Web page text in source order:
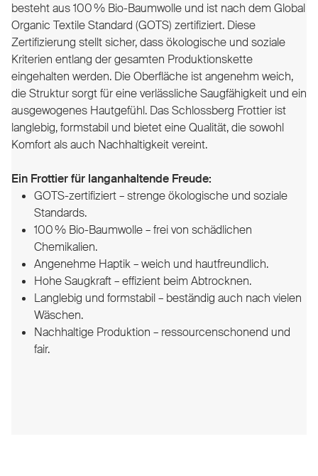
besteht aus 100 % Bio-Baumwolle und ist nach dem Global
Organic Textile Standard (GOTS) zertifiziert. Diese
Zertifizierung stellt sicher, dass ökologische und soziale
Kriterien entlang der gesamten Produktionskette
eingehalten werden. Die Oberfläche ist angenehm weich,
die Struktur sorgt für eine verlässliche Saugfähigkeit und ein
ausgewogenes Hautgefühl. Das Schlossberg Frottier ist
langlebig, formstabil und bietet eine Qualität, die sowohl
Komfort als auch Nachhaltigkeit vereint.
Ein Frottier für langanhaltende Freude:
GOTS-zertifiziert – strenge ökologische und soziale
Standards.
100 % Bio-Baumwolle – frei von schädlichen
Chemikalien.
Angenehme Haptik – weich und hautfreundlich.
Hohe Saugkraft – effizient beim Abtrocknen.
Langlebig und formstabil – beständig auch nach vielen
Wäschen.
Nachhaltige Produktion – ressourcenschonend und
fair.